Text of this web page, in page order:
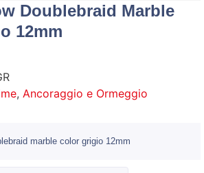
Doublebraid Marble
12mm
, Ancoraggio e Ormeggio
marble color grigio 12mm